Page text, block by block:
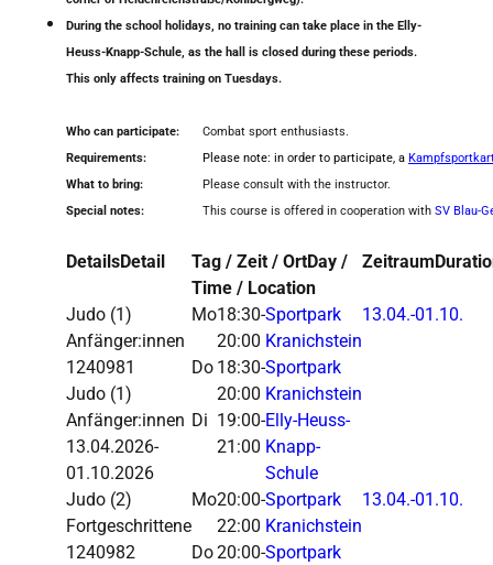
During the school holidays, no training can take place in the Elly-
Heuss-Knapp-Schule, as the hall is closed during these periods.
This only affects training on Tuesdays.
Who can participate:
Combat sport enthusiasts.
Requirements:
Please note: in order to participate, a
What to bring:
Please consult with the instructor.
Special notes:
This course is offered in cooperation with SV Blau-
DetailsDetail Tag / Zeit / OrtDay /
Time / Location
Zeitraum
Judo (1)
Anfänger:innen
1240981
Judo (1)
Anfänger:innen
13.04.2026-
01.10.2026
Mo18:30-
20:00
Sportpark
Kranichstein
Do 18:30-
20:00
Sportpark
Kranichstein
Di 19:00-
21:00
Elly-Heuss-
Knapp-
Schule
13.04.-01.10.
Judo (2)
Fortgeschrittene
1240982
Mo20:00-
22:00
Sportpark
Kranichstein
Do20:00-Sportpark
13.04.-01.10.